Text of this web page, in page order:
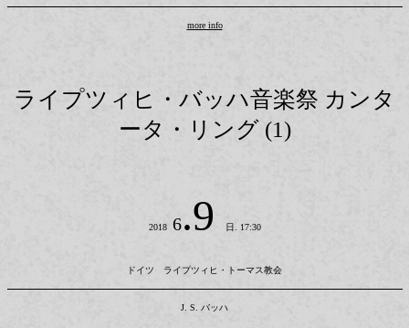
more info
ライプツィヒ・バッハ音楽祭 カンタ
ータ・リング (1)
2018 6.9 日. 17:30
ドイツ ライプツィヒ・トーマス教会
J. S. バッハ